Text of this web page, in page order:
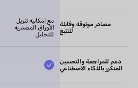
مصادر موثوقة وقابلة
للتتبع
مع إمكانية تنزيل
الأوراق المصدرية
للتحليل
دعم للمراجعة والتحسين
المتكرر بالذكاء الاصطناعي